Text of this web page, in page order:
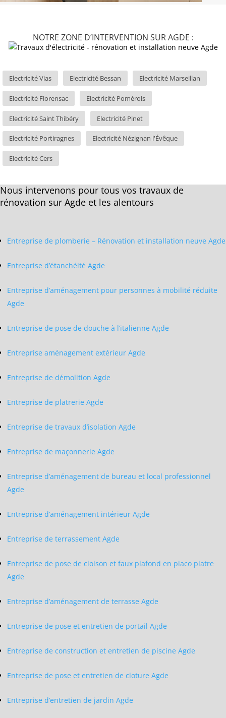
NOTRE ZONE D’INTERVENTION SUR AGDE :
Electricité Vias Electricité Bessan Electricité Marseillan
Electricité Florensac Electricité Pomérols
Electricité Saint Thibéry Electricité Pinet
Electricité Portiragnes Electricité Nézignan l'Évêque
Electricité Cers
Nous intervenons pour tous vos travaux de
rénovation sur Agde et les alentours
Entreprise de plomberie – Rénovation et installation neuve Agde
Entreprise d’étanchéité Agde
Entreprise d’aménagement pour personnes à mobilité réduite
Agde
Entreprise de pose de douche à l’italienne Agde
Entreprise aménagement extérieur Agde
Entreprise de démolition Agde
Entreprise de platrerie Agde
Entreprise de travaux d’isolation Agde
Entreprise de maçonnerie Agde
Entreprise d’aménagement de bureau et local professionnel
Agde
Entreprise d’aménagement intérieur Agde
Entreprise de terrassement Agde
Entreprise de pose de cloison et faux plafond en placo platre
Agde
Entreprise d’aménagement de terrasse Agde
Entreprise de pose et entretien de portail Agde
Entreprise de construction et entretien de piscine Agde
Entreprise de pose et entretien de cloture Agde
Entreprise d’entretien de jardin Agde